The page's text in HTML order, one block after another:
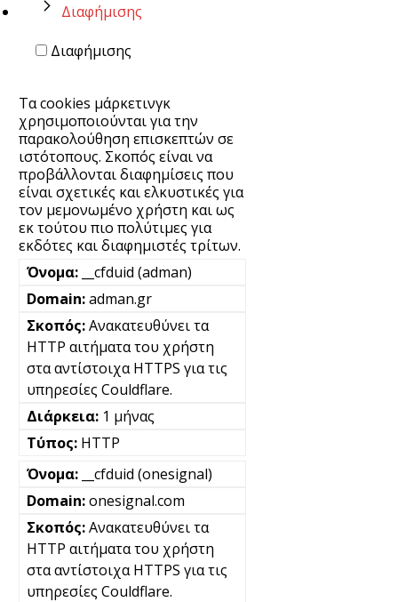
Διαφήμισης
Διαφήμισης
Τα cookies μάρκετινγκ
χρησιμοποιούνται για την
παρακολούθηση επισκεπτών σε
ιστότοπους. Σκοπός είναι να
προβάλλονται διαφημίσεις που
είναι σχετικές και ελκυστικές για
τον μεμονωμένο χρήστη και ως
εκ τούτου πιο πολύτιμες για
εκδότες και διαφημιστές τρίτων.
__cfduid (adman)
adman.gr
Ανακατευθύνει τα
HTTP αιτήματα του χρήστη
στα αντίστοιχα HTTPS για τις
υπηρεσίες Couldflare.
1 μήνας
HTTP
__cfduid (onesignal)
onesignal.com
Ανακατευθύνει τα
HTTP αιτήματα του χρήστη
στα αντίστοιχα HTTPS για τις
υπηρεσίες Couldflare.